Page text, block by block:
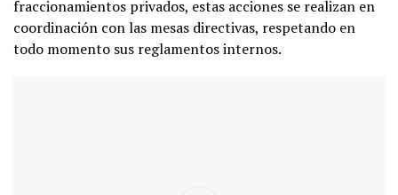
fraccionamientos privados, estas acciones se realizan en
coordinación con las mesas directivas, respetando en
todo momento sus reglamentos internos.